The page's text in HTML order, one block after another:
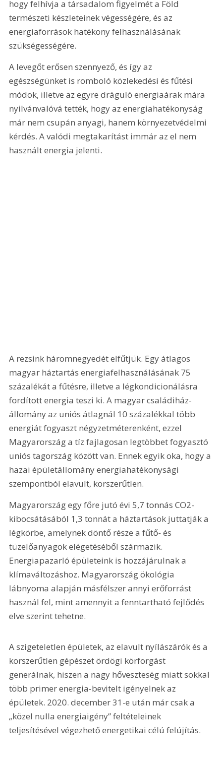
hogy felhívja a társadalom figyelmét a Föld
természeti készleteinek végességére, és az
energiaforrások hatékony felhasználásának
szükségességére.
A levegőt erősen szennyező, és így az
egészségünket is romboló közlekedési és fűtési
módok, illetve az egyre dráguló energiaárak mára
nyilvánvalóvá tették, hogy az energiahatékonyság
már nem csupán anyagi, hanem környezetvédelmi
kérdés. A valódi megtakarítást immár az el nem
használt energia jelenti.
A rezsink háromnegyedét elfűtjük. Egy átlagos
magyar háztartás energiafelhasználásának 75
százalékát a fűtésre, illetve a légkondicionálásra
fordított energia teszi ki. A magyar családiház-
állomány az uniós átlagnál 10 százalékkal több
energiát fogyaszt négyzetméterenként, ezzel
Magyarország a tíz fajlagosan legtöbbet fogyasztó
uniós tagország között van. Ennek egyik oka, hogy a
hazai épületállomány energiahatékonysági
szempontból elavult, korszerűtlen.
Magyarország egy főre jutó évi 5,7 tonnás CO2-
kibocsátásából 1,3 tonnát a háztartások juttatják a
légkörbe, amelynek döntő része a fűtő- és
tüzelőanyagok elégetéséből származik.
Energiapazarló épületeink is hozzájárulnak a
klímaváltozáshoz. Magyarország ökológia
lábnyoma alapján másfélszer annyi erőforrást
használ fel, mint amennyit a fenntartható fejlődés
elve szerint tehetne.
A szigeteletlen épületek, az elavult nyílászárók és a
korszerűtlen gépészet ördögi körforgást
generálnak, hiszen a nagy hőveszteség miatt sokkal
több primer energia-bevitelt igényelnek az
épületek. 2020. december 31-e után már csak a
„közel nulla energiaigény” feltételeinek
teljesítésével végezhető energetikai célú felújítás.